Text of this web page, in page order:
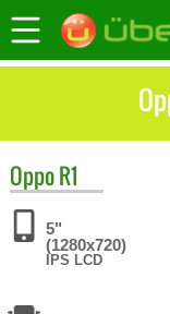
OppoR1
5"
(1280x720)
IPS LCD